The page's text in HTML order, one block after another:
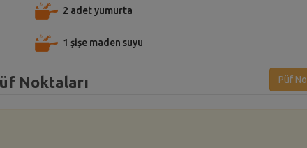
2 adet yumurta
1 şişe maden suyu
Noktaları Püf